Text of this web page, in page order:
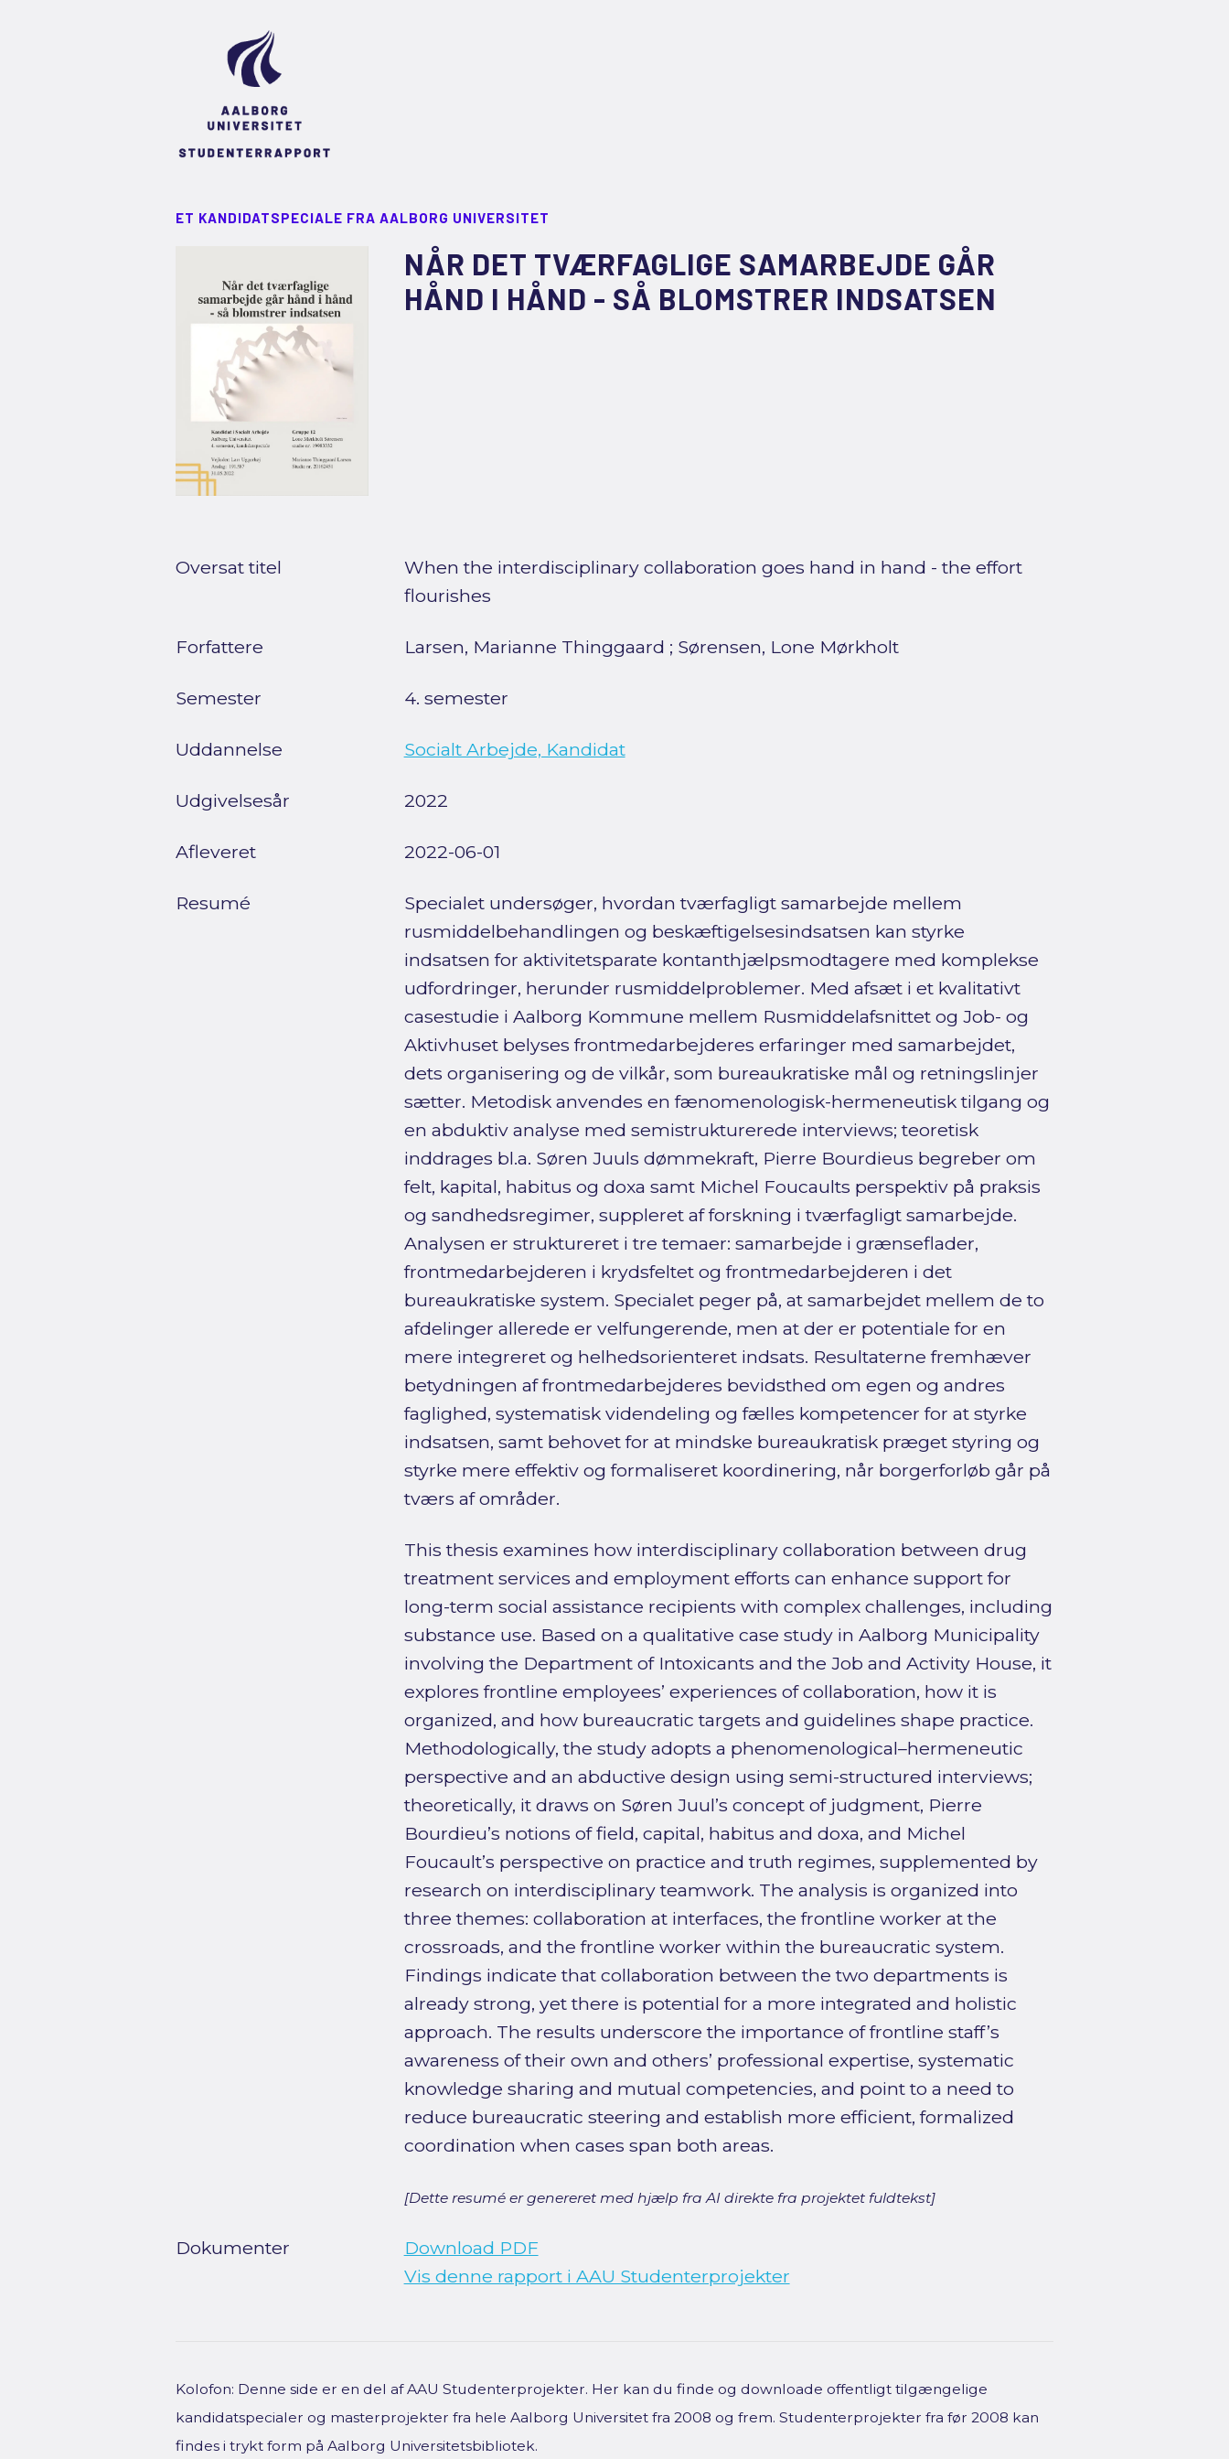
ET KANDIDATSPECIALE FRA AALBORG UNIVERSITET
NÅR DET TVÆRFAGLIGE SAMARBEJDE GÅR
HÅND I HÅND - SÅ BLOMSTRER INDSATSEN
Oversat titel
When the interdisciplinary collaboration goes hand in hand - the effort
flourishes
Forfattere Larsen, Marianne Thinggaard ; Sørensen, Lone Mørkholt
Semester 4. semester
Uddannelse Socialt Arbejde, Kandidat
Udgivelsesår 2022
Afleveret 2022-06-01
Resumé
Specialet undersøger, hvordan tværfagligt samarbejde mellem
rusmiddelbehandlingen og beskæftigelsesindsatsen kan styrke
indsatsen for aktivitetsparate kontanthjælpsmodtagere med komplekse
udfordringer, herunder rusmiddelproblemer. Med afsæt i et kvalitativt
casestudie i Aalborg Kommune mellem Rusmiddelafsnittet og Job- og
Aktivhuset belyses frontmedarbejderes erfaringer med samarbejdet,
dets organisering og de vilkår, som bureaukratiske mål og retningslinjer
sætter. Metodisk anvendes en fænomenologisk-hermeneutisk tilgang og
en abduktiv analyse med semistrukturerede interviews; teoretisk
inddrages bl.a. Søren Juuls dømmekraft, Pierre Bourdieus begreber om
felt, kapital, habitus og doxa samt Michel Foucaults perspektiv på praksis
og sandhedsregimer, suppleret af forskning i tværfagligt samarbejde.
Analysen er struktureret i tre temaer: samarbejde i grænseflader,
frontmedarbejderen i krydsfeltet og frontmedarbejderen i det
bureaukratiske system. Specialet peger på, at samarbejdet mellem de to
afdelinger allerede er velfungerende, men at der er potentiale for en
mere integreret og helhedsorienteret indsats. Resultaterne fremhæver
betydningen af frontmedarbejderes bevidsthed om egen og andres
faglighed, systematisk videndeling og fælles kompetencer for at styrke
indsatsen, samt behovet for at mindske bureaukratisk præget styring og
styrke mere effektiv og formaliseret koordinering, når borgerforløb går på
tværs af områder.
This thesis examines how interdisciplinary collaboration between drug
treatment services and employment efforts can enhance support for
long-term social assistance recipients with complex challenges, including
substance use. Based on a qualitative case study in Aalborg Municipality
involving the Department of Intoxicants and the Job and Activity House, it
explores frontline employees’ experiences of collaboration, how it is
organized, and how bureaucratic targets and guidelines shape practice.
Methodologically, the study adopts a phenomenological–hermeneutic
perspective and an abductive design using semi-structured interviews;
theoretically, it draws on Søren Juul’s concept of judgment, Pierre
Bourdieu’s notions of field, capital, habitus and doxa, and Michel
Foucault’s perspective on practice and truth regimes, supplemented by
research on interdisciplinary teamwork. The analysis is organized into
three themes: collaboration at interfaces, the frontline worker at the
crossroads, and the frontline worker within the bureaucratic system.
Findings indicate that collaboration between the two departments is
already strong, yet there is potential for a more integrated and holistic
approach. The results underscore the importance of frontline staff’s
awareness of their own and others’ professional expertise, systematic
knowledge sharing and mutual competencies, and point to a need to
reduce bureaucratic steering and establish more efficient, formalized
coordination when cases span both areas.
[Dette resumé er genereret med hjælp fra AI direkte fra projektet fuldtekst]
Dokumenter
Download PDF
Vis denne rapport i AAU Studenterprojekter
Kolofon: Denne side er en del af AAU Studenterprojekter. Her kan du finde og downloade offentligt tilgængelige
kandidatspecialer og masterprojekter fra hele Aalborg Universitet fra 2008 og frem. Studenterprojekter fra før 2008 kan
findes i trykt form på Aalborg Universitetsbibliotek.